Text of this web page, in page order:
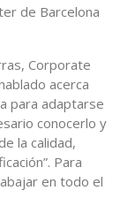
de Barcelona
Corporate
acerca
para adaptarse
conocerlo y
la calidad,
Para
en todo el